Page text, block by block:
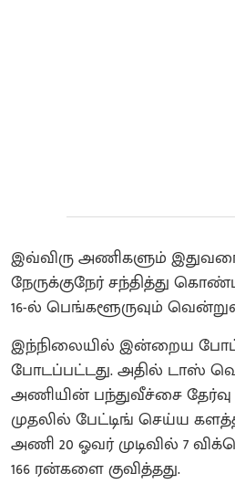
இவ்விரு அணிகளும்
நேருக்குநேர் சந்தித்து
16-ல் பெங்களூருவும்
இந்நிலையில் இன்றைய
போடப்பட்டது. அதில் டாஸ்
அணியின் பந்துவீச்சை
முதலில் பேட்டிங் செய்ய
அணி 20 ஓவர் முடிவில் 7
166 ரன்களை குவித்தது.